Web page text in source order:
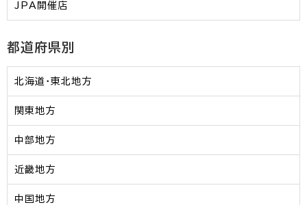
JPA開催店
都道府県別
北海道・東北地方
関東地方
中部地方
近畿地方
中国地方